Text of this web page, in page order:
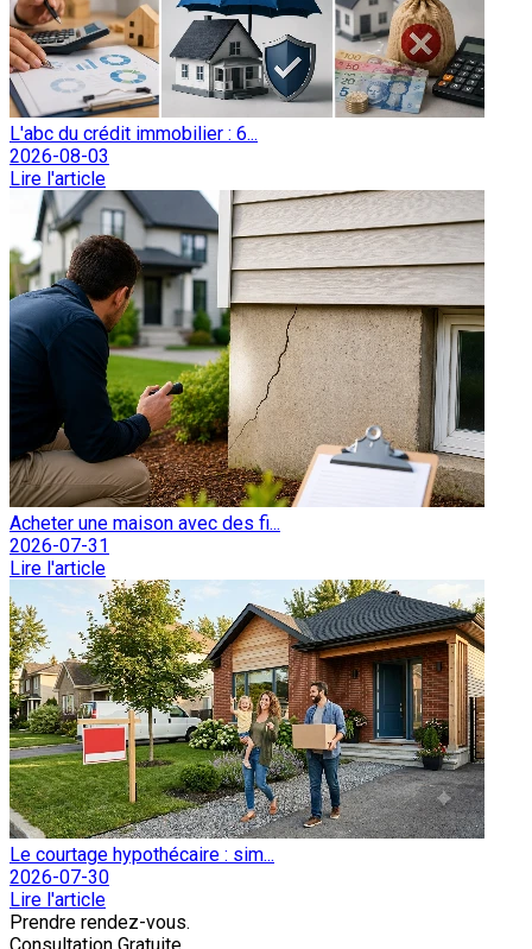
L'abc du crédit immobilier : 6...
2026-08-03
Lire l'article
Acheter une maison avec des fi...
2026-07-31
Lire l'article
Le courtage hypothécaire : sim...
2026-07-30
Lire l'article
Prendre rendez-vous.